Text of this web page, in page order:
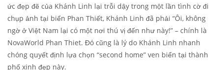
ức đẹp đẽ của Khánh Linh lại trỗi dậy trong một lần tình cờ đi
chụp ảnh tại biển Phan Thiết, Khánh Linh đã phải “Ôi, không
ngờ ở Việt Nam lại có một nơi thú vị đến như này!” – chính là
NovaWorld Phan Thiet. Đó cũng là lý do Khánh Linh nhanh
chóng quyết định lựa chọn “second home” ven biển tại thành
phố xinh đẹp này.